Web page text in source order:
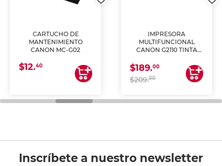
CARTUCHO DE
MANTENIMIENTO
CANON MC-G02
$12.40
IMPRESORA
MULTIFUNCIONAL
CANON G2110 TINTA
$189.00
$209.00
Inscríbete a nuestro newsletter